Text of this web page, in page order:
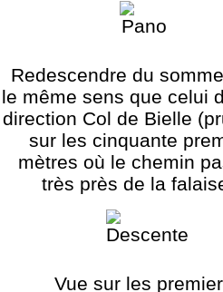
Redescendre du
le même sens que celui
direction Col de Bielle
sur les cinquante
mètres où le chemin
très près de la
Vue sur les